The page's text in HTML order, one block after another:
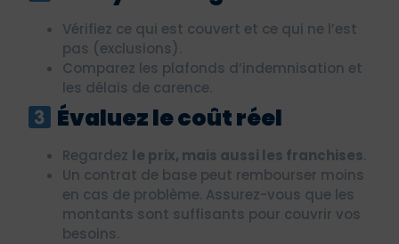
Vérifiez ce qui est couvert et ce qui ne l’est
pas (exclusions).
Comparez les plafonds d’indemnisation et
les délais de carence.
Évaluez le coût réel
Regardez le prix, mais aussi les franchises.
Un contrat de base peut rembourser moins
en cas de problème. Assurez-vous que les
montants sont suffisants pour couvrir vos
besoins.